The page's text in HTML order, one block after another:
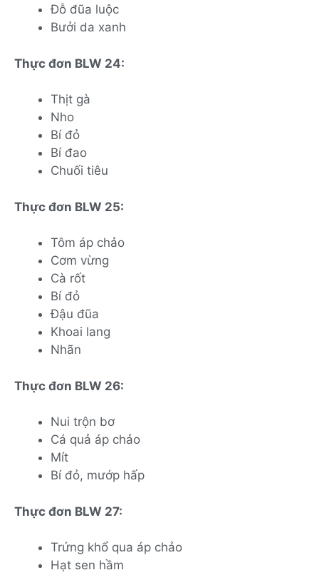
Đỗ đũa luộc
Bưởi da xanh
Thực đơn BLW 24:
Thịt gà
Nho
Bí đỏ
Bí đao
Chuối tiêu
Thực đơn BLW 25:
Tôm áp chảo
Cơm vừng
Cà rốt
Bí đỏ
Đậu đũa
Khoai lang
Nhãn
Thực đơn BLW 26:
Nui trộn bơ
Cá quả áp chảo
Mít
Bí đỏ, mướp hấp
Thực đơn BLW 27:
Trứng khổ qua áp chảo
Hạt sen hầm